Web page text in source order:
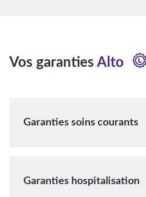
Vos garanties Alto
Garanties soins courants
Garanties hospitalisation